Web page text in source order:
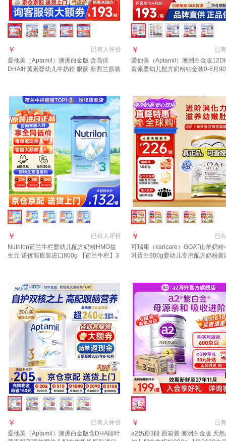
已有人评价
￥
爱他美（Aptamil）澳洲白金版 含高倍
DHA叶黄素婴幼儿牛奶粉 眼脑 新西兰原装
已有
￥
爱他美（Aptamil）澳洲白金版
黄素婴幼儿配方奶粉铂金装0-6月
已有人评价
￥
Nutrilon荷兰牛栏婴幼儿配方奶粉HMO益
生元 诺优能原装进口800g 【荷兰牛栏】3
已有
￥
可瑞康（karicare）GOAT山羊奶粉
乳蛋白900g婴幼儿专用配方奶粉新
已有人评价
￥
爱他美（Aptamil）澳洲白金版含DHA段叶
已有
￥
a2奶粉3段 原箱装 澳洲白金版 天